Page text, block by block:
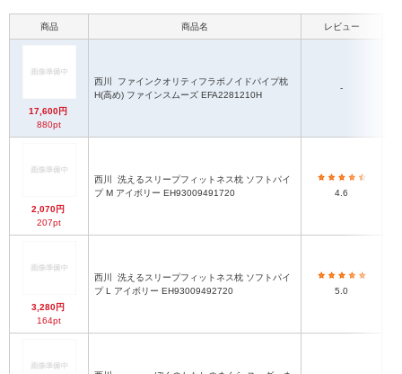
商品 商品名 レビュー
17,600円
880pt
西川
H(高め) ファインスムーズ EFA2281210H
-
2,070円
207pt
西川
プ M アイボリー EH93009491720
4.6
3,280円
164pt
西川
プ L アイボリー EH93009492720
5.0